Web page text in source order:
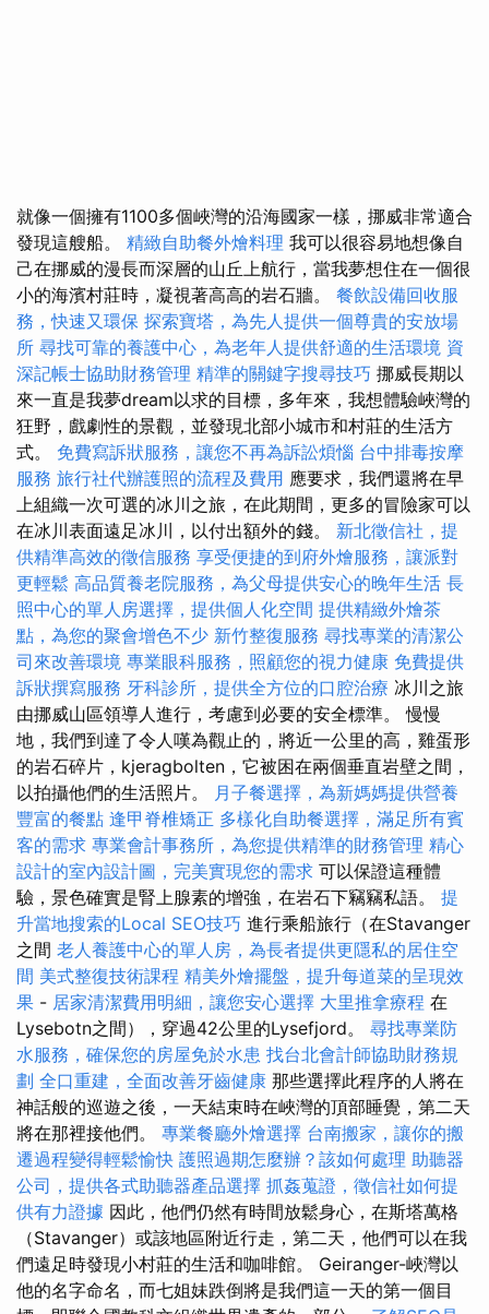
就像一個擁有1100多個峽灣的沿海國家一樣，挪威非常適合
發現這艘船。 精緻自助餐外燴料理 我可以很容易地想像自
己在挪威的漫長而深層的山丘上航行，當我夢想住在一個很
小的海濱村莊時，凝視著高高的岩石牆。 餐飲設備回收服
務，快速又環保 探索寶塔，為先人提供一個尊貴的安放場
所 尋找可靠的養護中心，為老年人提供舒適的生活環境 資
深記帳士協助財務管理 精準的關鍵字搜尋技巧 挪威長期以
來一直是我夢dream以求的目標，多年來，我想體驗峽灣的
狂野，戲劇性的景觀，並發現北部小城市和村莊的生活方
式。 免費寫訴狀服務，讓您不再為訴訟煩惱 台中排毒按摩
服務 旅行社代辦護照的流程及費用 應要求，我們還將在早
上組織一次可選的冰川之旅，在此期間，更多的冒險家可以
在冰川表面遠足冰川，以付出額外的錢。 新北徵信社，提
供精準高效的徵信服務 享受便捷的到府外燴服務，讓派對
更輕鬆 高品質養老院服務，為父母提供安心的晚年生活 長
照中心的單人房選擇，提供個人化空間 提供精緻外燴茶
點，為您的聚會增色不少 新竹整復服務 尋找專業的清潔公
司來改善環境 專業眼科服務，照顧您的視力健康 免費提供
訴狀撰寫服務 牙科診所，提供全方位的口腔治療 冰川之旅
由挪威山區領導人進行，考慮到必要的安全標準。 慢慢
地，我們到達了令人嘆為觀止的，將近一公里的高，雞蛋形
的岩石碎片，kjeragbolten，它被困在兩個垂直岩壁之間，
以拍攝他們的生活照片。 月子餐選擇，為新媽媽提供營養
豐富的餐點 逢甲脊椎矯正 多樣化自助餐選擇，滿足所有賓
客的需求 專業會計事務所，為您提供精準的財務管理 精心
設計的室內設計圖，完美實現您的需求 可以保證這種體
驗，景色確實是腎上腺素的增強，在岩石下竊竊私語。 提
升當地搜索的Local SEO技巧 進行乘船旅行（在Stavanger
之間 老人養護中心的單人房，為長者提供更隱私的居住空
間 美式整復技術課程 精美外燴擺盤，提升每道菜的呈現效
果 - 居家清潔費用明細，讓您安心選擇 大里推拿療程 在
Lysebotn之間），穿過42公里的Lysefjord。 尋找專業防
水服務，確保您的房屋免於水患 找台北會計師協助財務規
劃 全口重建，全面改善牙齒健康 那些選擇此程序的人將在
神話般的巡遊之後，一天結束時在峽灣的頂部睡覺，第二天
將在那裡接他們。 專業餐廳外燴選擇 台南搬家，讓你的搬
遷過程變得輕鬆愉快 護照過期怎麼辦？該如何處理 助聽器
公司，提供各式助聽器產品選擇 抓姦蒐證，徵信社如何提
供有力證據 因此，他們仍然有時間放鬆身心，在斯塔萬格
（Stavanger）或該地區附近行走，第二天，他們可以在我
們遠足時發現小村莊的生活和咖啡館。 Geiranger-峽灣以
他的名字命名，而七姐妹跌倒將是我們這一天的第一個目